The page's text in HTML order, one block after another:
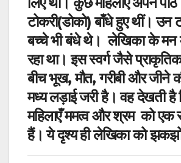
टोकरी(डोको) बाँधे हुए थीं। उन
बच्चे भी बंधे थे।लेखिका के मन
रहा था। इस स्वर्ग जैसे
बीच भूख, मौत, गरीबी और जीने
मध्य लड़ाई जरी है। वह देखती
महिलाएँ ममत्व और श्रमको एक
हैं। ये दृश्य ही लेखिका को